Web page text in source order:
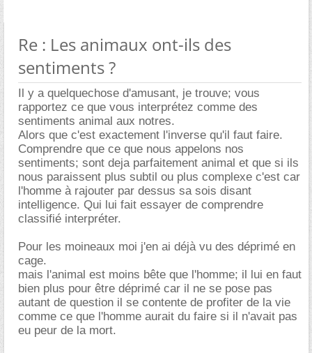
Re : Les animaux ont-ils des
sentiments ?
Il y a quelquechose d'amusant, je trouve; vous
rapportez ce que vous interprétez comme des
sentiments animal aux notres.
Alors que c'est exactement l'inverse qu'il faut faire.
Comprendre que ce que nous appelons nos
sentiments; sont deja parfaitement animal et que si ils
nous paraissent plus subtil ou plus complexe c'est car
l'homme à rajouter par dessus sa sois disant
intelligence. Qui lui fait essayer de comprendre
classifié interpréter.
Pour les moineaux moi j'en ai déjà vu des déprimé en
cage.
mais l'animal est moins bête que l'homme; il lui en faut
bien plus pour être déprimé car il ne se pose pas
autant de question il se contente de profiter de la vie
comme ce que l'homme aurait du faire si il n'avait pas
eu peur de la mort.